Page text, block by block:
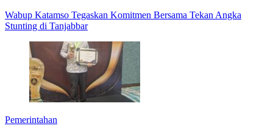
Wabup Katamso Tegaskan Komitmen Bersama Tekan Angka
Stunting di Tanjabbar
Pemerintahan